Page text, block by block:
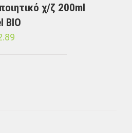
χ/ζ 200ml
BIO